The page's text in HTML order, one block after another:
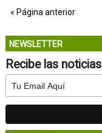
« Página anterior
NEWSLETTER
Recibe las